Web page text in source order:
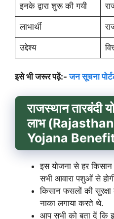
इनके द्वारा शुरू की गयी
लाभार्थी
उद्देश्य
इसे भी जरूर पढ़ें:-जन सूचना
राजस्थान
लाभ
Yojana
इस योजना से हर
सभी आवारा पशुओं से
किसान फसलों की
नाका लगाया करते थे.
आप सभी को बता दें कि